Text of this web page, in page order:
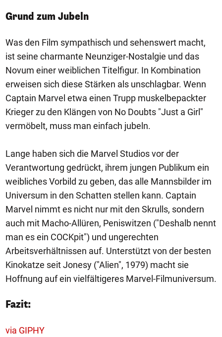
Grund zum Jubeln
Was den Film sympathisch und sehenswert macht,
ist seine charmante Neunziger-Nostalgie und das
Novum einer weiblichen Titelfigur. In Kombination
erweisen sich diese Stärken als unschlagbar. Wenn
Captain Marvel etwa einen Trupp muskelbepackter
Krieger zu den Klängen von No Doubts "Just a Girl"
vermöbelt, muss man einfach jubeln.
Lange haben sich die Marvel Studios vor der
Verantwortung gedrückt, ihrem jungen Publikum ein
weibliches Vorbild zu geben, das alle Mannsbilder im
Universum in den Schatten stellen kann. Captain
Marvel nimmt es nicht nur mit den Skrulls, sondern
auch mit Macho-Allüren, Peniswitzen ("Deshalb nennt
man es ein COCKpit") und ungerechten
Arbeitsverhältnissen auf. Unterstützt von der besten
Kinokatze seit Jonesy ("Alien", 1979) macht sie
Hoffnung auf ein vielfältigeres Marvel-Filmuniversum.
Fazit:
via GIPHY